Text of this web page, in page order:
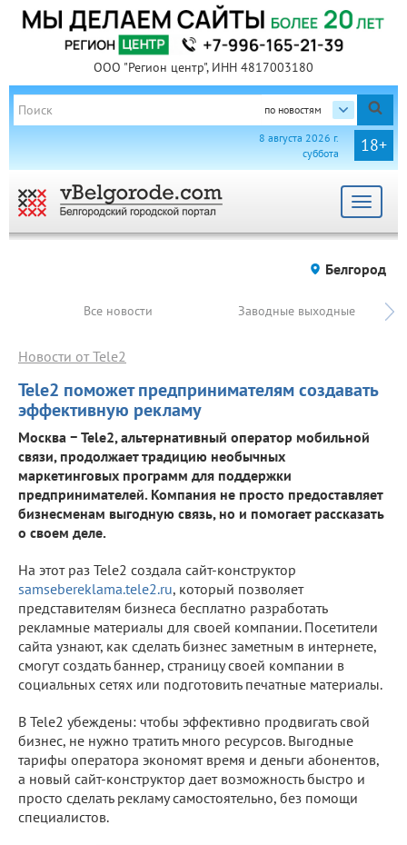
ООО "Регион центр", ИНН 4817003180
по новостям
18+
8 августа 2026 г.
суббота
Toggle
Белгород
Все новости Заводные выходные
Tele2 поможет предпринимателям создавать
эффективную рекламу
Новости от Tele2
Москва − Tele2, альтернативный оператор мобильной
связи, продолжает традицию необычных
маркетинговых программ для поддержки
предпринимателей. Компания не просто предоставляет
бизнесменам выгодную связь, но и помогает рассказать
о своем деле.
На этот раз Tele2 создала сайт-конструктор
samsebereklama.tele2.ru, который позволяет
представителям бизнеса бесплатно разработать
рекламные материалы для своей компании. Посетители
сайта узнают, как сделать бизнес заметным в интернете,
смогут создать баннер, страницу своей компании в
социальных сетях или подготовить печатные материалы.
В Tele2 убеждены: чтобы эффективно продвигать свой
бизнес, не нужно тратить много ресурсов. Выгодные
тарифы оператора экономят время и деньги абонентов,
а новый сайт-конструктор дает возможность быстро и
просто сделать рекламу самостоятельно, без помощи
специалистов.